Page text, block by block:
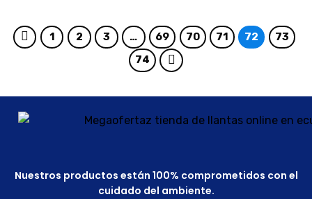
1 2 3 … 69 70 71 72
73
74
Nuestros productos están 100% comprometidos con el
cuidado del ambiente.